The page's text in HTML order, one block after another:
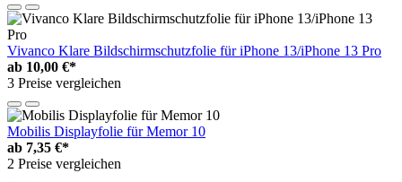
Vivanco Klare Bildschirmschutzfolie für iPhone 13/iPhone 13 Pro
ab 10,00 €*
3 Preise vergleichen
Mobilis Displayfolie für Memor 10
ab 7,35 €*
2 Preise vergleichen